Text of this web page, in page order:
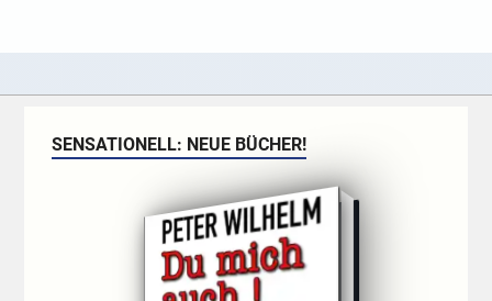
SENSATIONELL: NEUE BÜCHER!